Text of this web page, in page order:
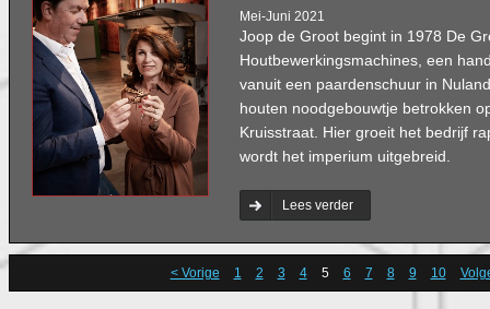
Mei-Juni 2021
Joop de Groot begint in 1978 De
Houtbewerkingsmachines, een
vanuit een paardenschuur in
houten noodgebouwtje betrokken
Kruisstraat. Hier groeit het bedrijf
wordt het imperium uitgebreid.
Lees verder
< Vorige 1 2 3 4 5 6 7 8 9 10